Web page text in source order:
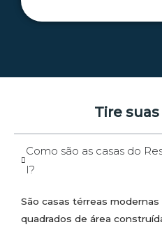
Tire
Como são as casas do
I?
São casas térreas modernas
quadrados de área